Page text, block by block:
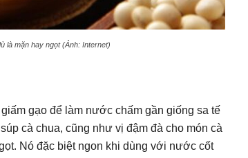
là mặn hay ngọt (Ảnh: Internet)
gạo để làm nước chấm gần giống sa tế
cà chua, cũng như vị đậm đà cho món cà
Nó đặc biệt ngon khi dùng với nước cốt